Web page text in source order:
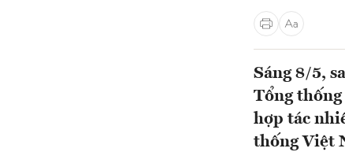
Sáng 8/5,
Tổng
hợp tác
thống Việt